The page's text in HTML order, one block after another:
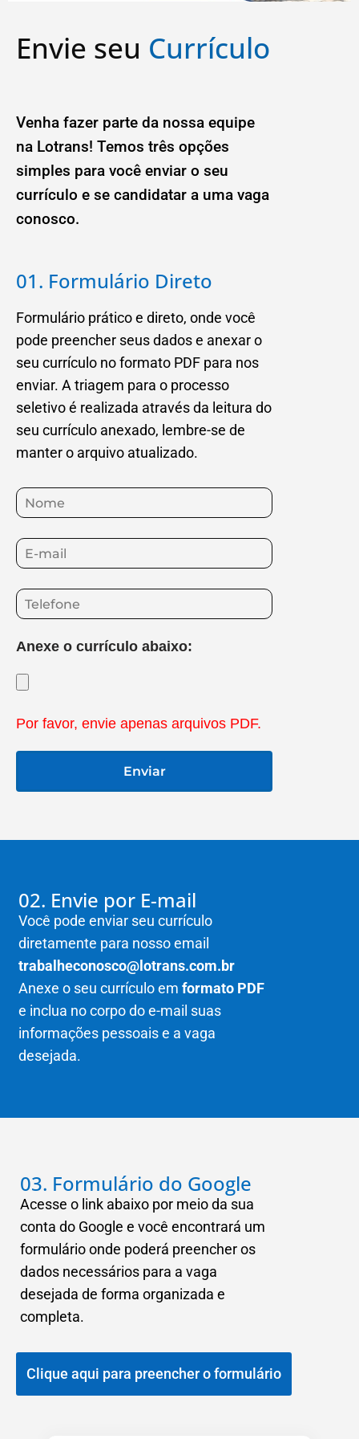
Envie seu Currículo
Venha fazer parte da nossa equipe
na Lotrans! Temos três opções
simples para você enviar o seu
currículo e se candidatar a uma vaga
conosco.
01. Formulário Direto
Formulário prático e direto, onde você
pode preencher seus dados e anexar o
seu currículo no formato PDF para nos
enviar. A triagem para o processo
seletivo é realizada através da leitura do
seu currículo anexado, lembre-se de
manter o arquivo atualizado.
Anexe o currículo abaixo:
Por favor, envie apenas arquivos PDF.
02. Envie por E-mail
Você pode enviar seu currículo
diretamente para nosso email
trabalheconosco@lotrans.com.br
Anexe o seu currículo em formato PDF
e inclua no corpo do e-mail suas
informações pessoais e a vaga
desejada.
03. Formulário do Google
Acesse o link abaixo por meio da sua
conta do Google e você encontrará um
formulário onde poderá preencher os
dados necessários para a vaga
desejada de forma organizada e
completa.
Clique aqui para preencher o formulário